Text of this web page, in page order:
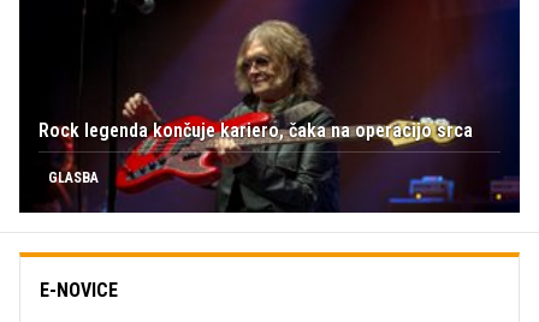
Rock legenda končuje kariero, čaka na operacijo srca
GLASBA
E-NOVICE